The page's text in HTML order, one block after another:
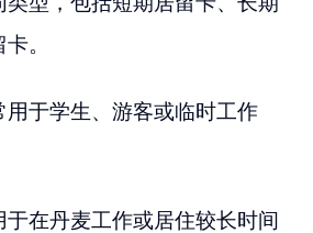
。
用于学生、游客或临时工作
在丹麦工作或居住较长时间